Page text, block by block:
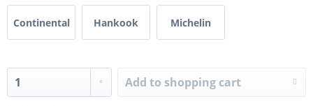
Continental Hankook Michelin
Add to shopping cart